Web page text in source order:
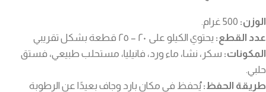
الوزن:
عدد القطع: يحتوي الكيلو على ٢٠ – ٢٥ قطعة بشكل تقريبي
المكونات: سكر، نشا، ماء ورد، فانيليا، مستحلب طبيعي، فستق
حلبي.
طريقة الحفظ:يُحفظ في مكان بارد وجاف بعيدًا عن الرطوبة